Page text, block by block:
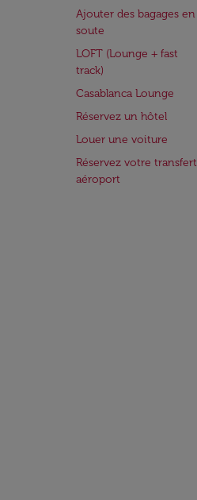
Ajouter des bagages en
soute
LOFT (Lounge + fast
track)
Casablanca Lounge
Réservez un hôtel
Louer une voiture
Réservez votre transfert
aéroport